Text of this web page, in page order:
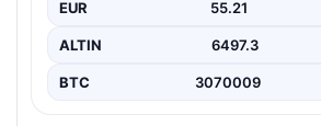
EUR 55.21
ALTIN 6497.3
BTC 3070009